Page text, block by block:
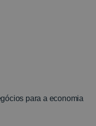
para a economia